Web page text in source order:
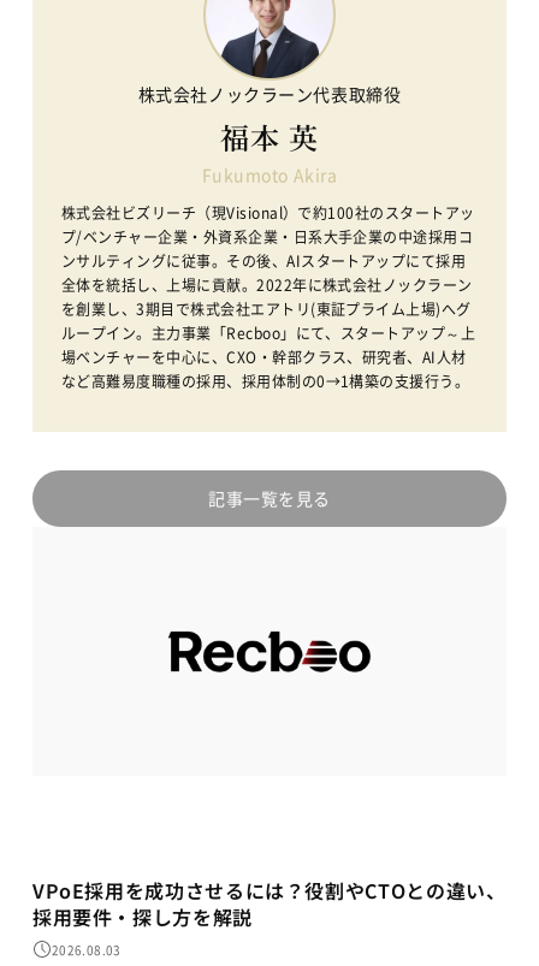
株式会社ノックラーン代表取締役
福本 英
Fukumoto Akira
株式会社ビズリーチ（現Visional）で約100社のスタートアッ
プ/ベンチャー企業・外資系企業・日系大手企業の中途採用コ
ンサルティングに従事。その後、AIスタートアップにて採用
全体を統括し、上場に貢献。2022年に株式会社ノックラーン
を創業し、3期目で株式会社エアトリ(東証プライム上場)へグ
ループイン。主力事業「Recboo」にて、スタートアップ～上
場ベンチャーを中心に、CXO・幹部クラス、研究者、AI人材
など高難易度職種の採用、採用体制の0→1構築の支援行う。
記事一覧を見る
VPoE採用を成功させるには？役割やCTOとの違い、
採用要件・探し方を解説
2026.08.03